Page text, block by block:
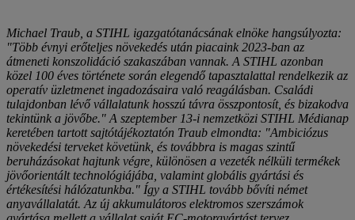
Michael Traub, a STIHL igazgatótanácsának elnöke hangsúlyozta:
"Több évnyi erőteljes növekedés után piacaink 2023-ban az
átmeneti konszolidáció szakaszában vannak. A STIHL azonban
közel 100 éves története során elegendő tapasztalattal rendelkezik az
operatív üzletmenet ingadozásaira való reagálásban. Családi
tulajdonban lévő vállalatunk hosszú távra összpontosít, és bizakodva
tekintünk a jövőbe." A szeptember 13-i nemzetközi STIHL Médianap
keretében tartott sajtótájékoztatón Traub elmondta: "Ambiciózus
növekedési terveket követünk, és továbbra is magas szintű
beruházásokat hajtunk végre, különösen a vezeték nélküli termékek
jövőorientált technológiájába, valamint globális gyártási és
értékesítési hálózatunkba." Így a STIHL tovább bővíti német
anyavállalatát. Az új akkumulátoros elektromos szerszámok